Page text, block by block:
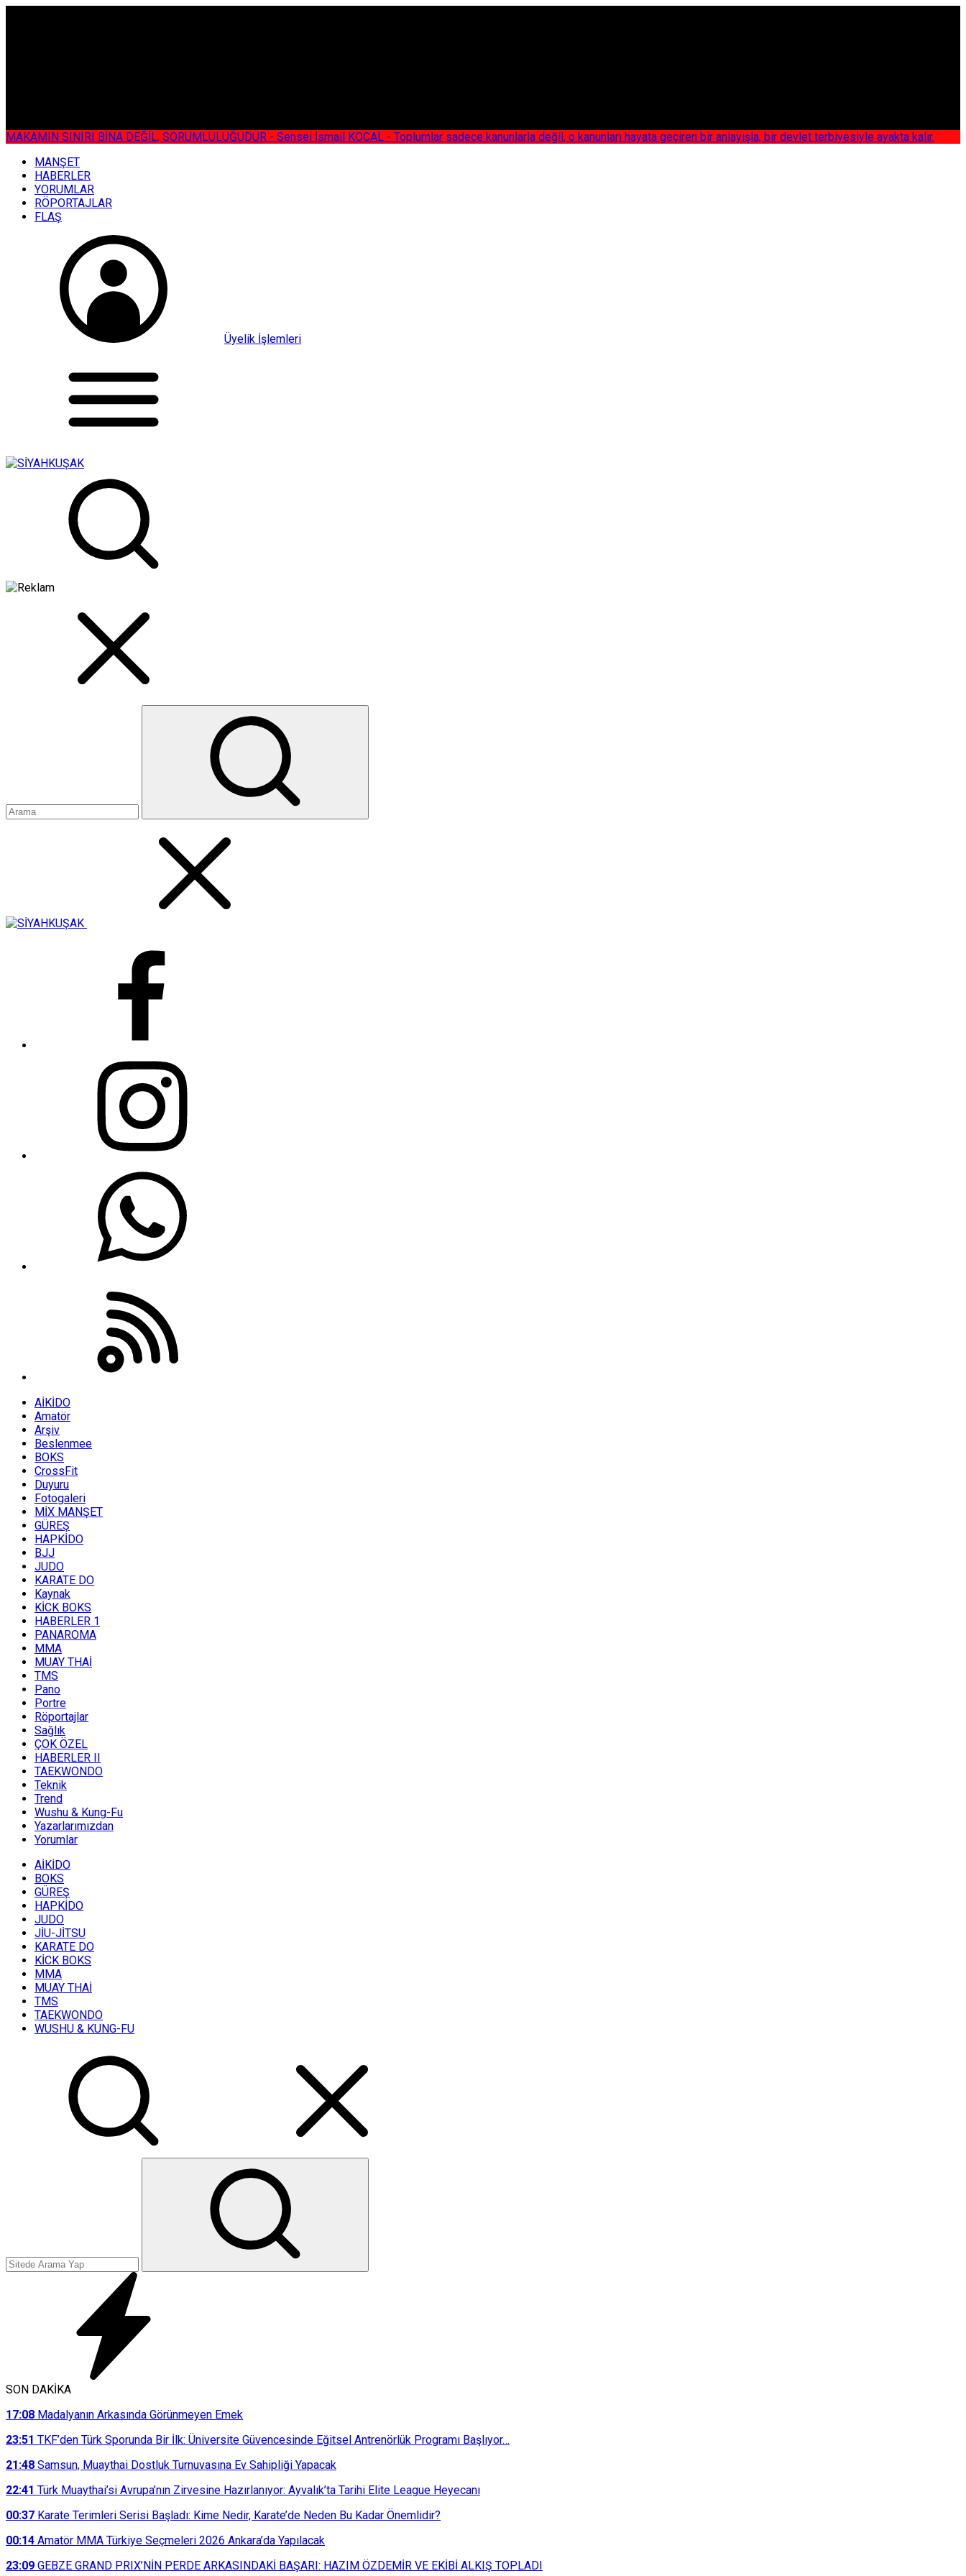
MAKAMIN SINIRI BİNA DEĞİL, SORUMLULUĞUDUR - Sensei İsmail KOCAL - Toplumlar sadece kanunlarla değil, o kanunları hayata geçiren bir anlayışla, bir devlet terbiyesiyle ayakta kalır.
MANŞET
HABERLER
YORUMLAR
RÖPORTAJLAR
FLAŞ
Üyelik İşlemleri
AİKİDO
Amatör
Arşiv
Beslenmee
BOKS
CrossFit
Duyuru
Fotogaleri
MİX MANŞET
GÜREŞ
HAPKİDO
BJJ
JUDO
KARATE DO
Kaynak
KİCK BOKS
HABERLER 1
PANAROMA
MMA
MUAY THAİ
TMS
Pano
Portre
Röportajlar
Sağlık
ÇOK ÖZEL
HABERLER II
TAEKWONDO
Teknik
Trend
Wushu & Kung-Fu
Yazarlarımızdan
Yorumlar
AİKİDO
BOKS
GÜREŞ
HAPKİDO
JUDO
JİU-JİTSU
KARATE DO
KİCK BOKS
MMA
MUAY THAİ
TMS
TAEKWONDO
WUSHU & KUNG-FU
SON DAKİKA
17:08 Madalyanın Arkasında Görünmeyen Emek
23:51 TKF’den Türk Sporunda Bir İlk: Üniversite Güvencesinde Eğitsel Antrenörlük Programı Başlıyor…
21:48 Samsun, Muaythai Dostluk Turnuvasına Ev Sahipliği Yapacak
22:41 Türk Muaythai’si Avrupa’nın Zirvesine Hazırlanıyor: Ayvalık’ta Tarihi Elite League Heyecanı
00:37 Karate Terimleri Serisi Başladı: Kime Nedir, Karate’de Neden Bu Kadar Önemlidir?
00:14 Amatör MMA Türkiye Seçmeleri 2026 Ankara’da Yapılacak
23:09 GEBZE GRAND PRIX’NİN PERDE ARKASINDAKİ BAŞARI: HAZIM ÖZDEMİR VE EKİBİ ALKIŞ TOPLADI